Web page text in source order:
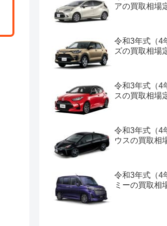
アの買取相場
令和3年式（4
ズの買取相場
令和3年式（4
スの買取相場
令和3年式（4
ウスの買取相
令和3年式（4
ミーの買取相